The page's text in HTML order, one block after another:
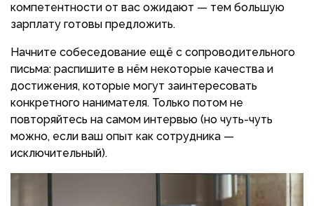
компетентности от вас ожидают — тем большую
зарплату готовы предложить.
Начните собеседование ещё с сопроводительного
письма: распишите в нём некоторые качества и
достижения, которые могут заинтересовать
конкретного нанимателя. Только потом не
повторяйтесь на самом интервью (но чуть-чуть
можно, если ваш опыт как сотрудника —
исключительный).